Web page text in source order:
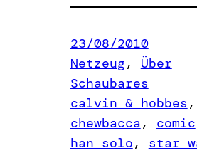
23/08/2010
Netzeug, Über
Schaubares
calvin & hobbes
chewbacca, comic
han solo, star